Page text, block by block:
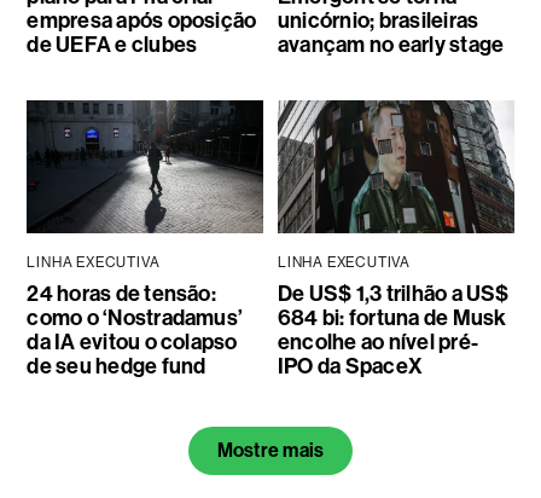
empresa após oposição
de UEFA e clubes
unicórnio; brasileiras
avançam no early stage
LINHA EXECUTIVA
24 horas de tensão:
como o ‘Nostradamus’
da IA evitou o colapso
de seu hedge fund
LINHA EXECUTIVA
De US$ 1,3 trilhão a US$
684 bi: fortuna de Musk
encolhe ao nível pré-
IPO da SpaceX
Mostre mais